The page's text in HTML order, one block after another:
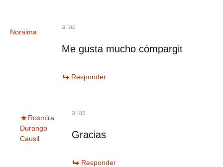
Noraima
a las
Me gusta mucho cómpargit
Responder
Rosmira
Durango
Causil
a las
Gracias
Responder